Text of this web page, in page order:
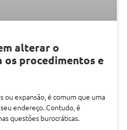
alterar o
os procedimentos e
ou expansão, é comum que uma
endereço. Contudo, é
questões burocráticas.